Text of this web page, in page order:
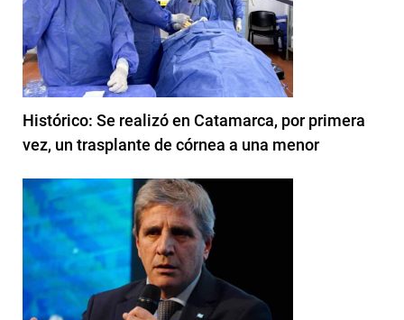
Histórico: Se realizó en Catamarca, por primera
vez, un trasplante de córnea a una menor